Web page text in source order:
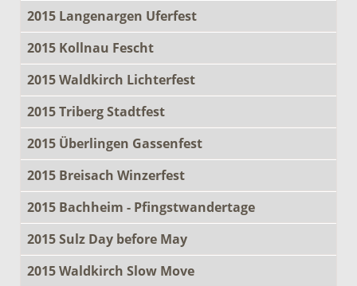
2015 Langenargen Uferfest
2015 Kollnau Fescht
2015 Waldkirch Lichterfest
2015 Triberg Stadtfest
2015 Überlingen Gassenfest
2015 Breisach Winzerfest
2015 Bachheim - Pfingstwandertage
2015 Sulz Day before May
2015 Waldkirch Slow Move